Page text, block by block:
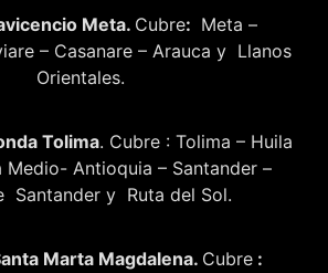
Meta. Cubre: Meta –
– Casanare – Arauca y Llanos
Orientales.
Tolima. Cubre : Tolima – Huila
Antioquia – Santander –
Santander y Ruta del Sol.
Marta Magdalena. Cubre :